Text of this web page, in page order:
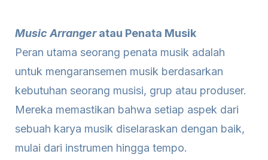
Music Arrangeratau Penata Musik
Peran utama seorang penata musik adalah
untuk mengaransemen musik berdasarkan
kebutuhan seorang musisi, grup atau produser.
Mereka memastikan bahwa setiap aspek dari
sebuah karya musik diselaraskan dengan baik,
mulai dari instrumen hingga tempo.